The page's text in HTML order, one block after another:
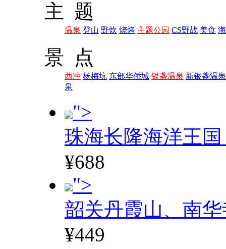
主 题
温泉 登山 野炊 烧烤 主题公园 CS野战 美食
景 点
西冲 杨梅坑 东部华侨城 银盏温泉 新银盏温泉
泉
">
珠海长隆海洋王
¥688
">
韶关丹霞山、南
¥449